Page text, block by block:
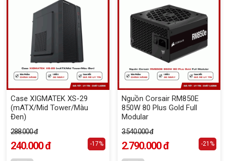
Case XIGMATEK XS-29
(mATX/Mid Tower/Màu
Đen)
288.000 đ
240.000 đ -17%
Nguồn Corsair RM850E
850W 80 Plus Gold Full
Modular
3.540.000 đ
2.790.000 đ -21%